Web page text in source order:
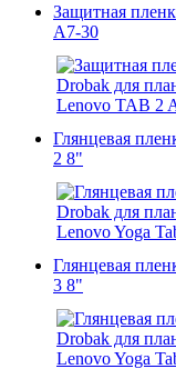
Защитная
A7-30
Глянцевая
2 8"
Глянцевая
3 8"